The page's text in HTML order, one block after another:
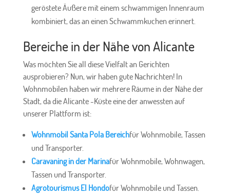
geröstete Äußere mit einem schwammigen Innenraum
kombiniert, das an einen Schwammkuchen erinnert.
Bereiche in der Nähe von Alicante
Was möchten Sie all diese Vielfalt an Gerichten
ausprobieren? Nun, wir haben gute Nachrichten! In
Wohnmobilen haben wir mehrere Räume in der Nähe der
Stadt, da die Alicante -Küste eine der anwessten auf
unserer Plattform ist:
Wohnmobil Santa Pola Bereichfür Wohnmobile, Tassen
und Transporter.
Caravaning in der Marinafür Wohnmobile, Wohnwagen,
Tassen und Transporter.
Agrotourismus El Hondofür Wohnmobile und Tassen.